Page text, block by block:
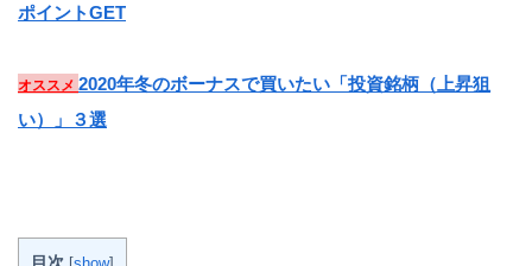
ポイントGET
オススメ 2020年冬のボーナスで買いたい「投資銘柄（上昇狙
い）」３選